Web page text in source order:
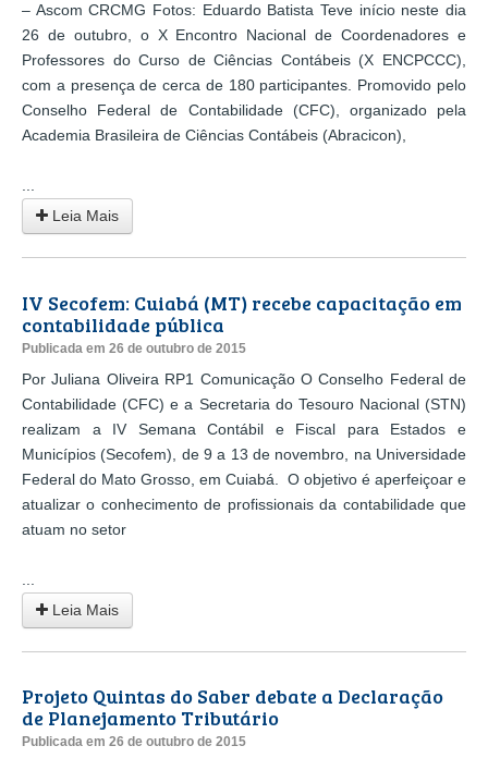
– Ascom CRCMG Fotos: Eduardo Batista Teve início neste dia
26 de outubro, o X Encontro Nacional de Coordenadores e
Professores do Curso de Ciências Contábeis (X ENCPCCC),
com a presença de cerca de 180 participantes. Promovido pelo
Conselho Federal de Contabilidade (CFC), organizado pela
Academia Brasileira de Ciências Contábeis (Abracicon),
Leia Mais
IV Secofem: Cuiabá (MT) recebe capacitação em
contabilidade pública
Publicada em 26 de outubro de 2015
Por Juliana Oliveira RP1 Comunicação O Conselho Federal de
Contabilidade (CFC) e a Secretaria do Tesouro Nacional (STN)
realizam a IV Semana Contábil e Fiscal para Estados e
Municípios (Secofem), de 9 a 13 de novembro, na Universidade
Federal do Mato Grosso, em Cuiabá. O objetivo é aperfeiçoar e
atualizar o conhecimento de profissionais da contabilidade que
atuam no setor
Leia Mais
Projeto Quintas do Saber debate a Declaração
de Planejamento Tributário
Publicada em 26 de outubro de 2015